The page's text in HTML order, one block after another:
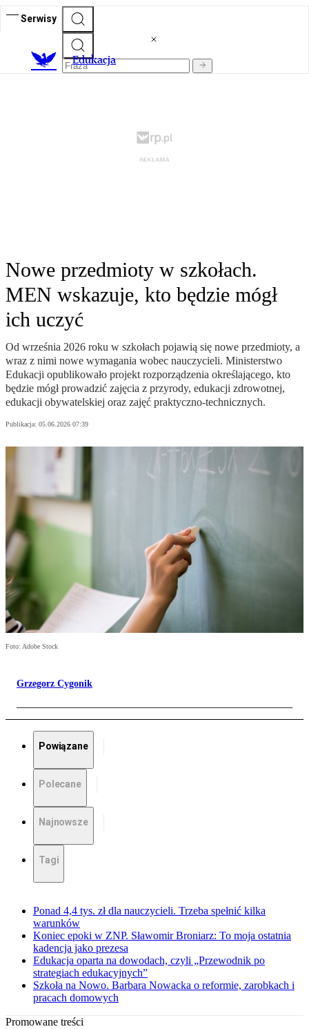
Serwisy
Edukacja
Nowe przedmioty w szkołach.
MEN wskazuje, kto będzie mógł
ich uczyć
Od września 2026 roku w szkołach pojawią się nowe przedmioty, a
wraz z nimi nowe wymagania wobec nauczycieli. Ministerstwo
Edukacji opublikowało projekt rozporządzenia określającego, kto
będzie mógł prowadzić zajęcia z przyrody, edukacji zdrowotnej,
edukacji obywatelskiej oraz zajęć praktyczno-technicznych.
Publikacja: 05.06.2026 07:39
Foto: Adobe Stock
Grzegorz Cygonik
Powiązane
Polecane
Najnowsze
Tagi
Ponad 4,4 tys. zł dla nauczycieli. Trzeba spełnić kilka
warunków
Koniec epoki w ZNP. Sławomir Broniarz: To moja ostatnia
kadencja jako prezesa
Edukacja oparta na dowodach, czyli „Przewodnik po
strategiach edukacyjnych”
Szkoła na Nowo. Barbara Nowacka o reformie, zarobkach i
pracach domowych
Promowane treści